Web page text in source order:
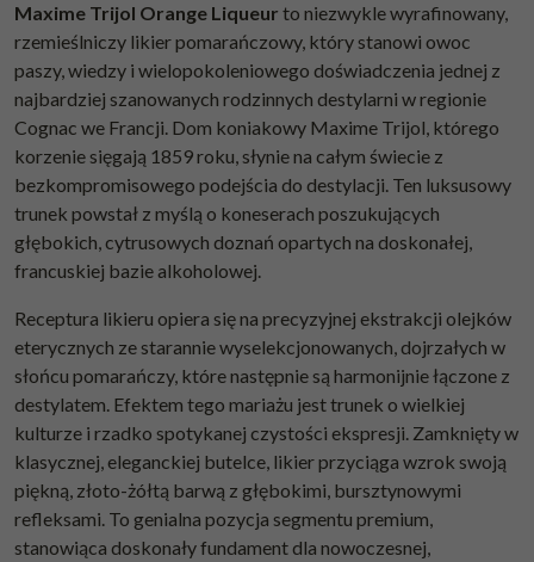
Maxime Trijol Orange Liqueur to niezwykle wyrafinowany,
rzemieślniczy likier pomarańczowy, który stanowi owoc
paszy, wiedzy i wielopokoleniowego doświadczenia jednej z
najbardziej szanowanych rodzinnych destylarni w regionie
Cognac we Francji. Dom koniakowy Maxime Trijol, którego
korzenie sięgają 1859 roku, słynie na całym świecie z
bezkompromisowego podejścia do destylacji. Ten luksusowy
trunek powstał z myślą o koneserach poszukujących
głębokich, cytrusowych doznań opartych na doskonałej,
francuskiej bazie alkoholowej.
Receptura likieru opiera się na precyzyjnej ekstrakcji olejków
eterycznych ze starannie wyselekcjonowanych, dojrzałych w
słońcu pomarańczy, które następnie są harmonijnie łączone z
destylatem. Efektem tego mariażu jest trunek o wielkiej
kulturze i rzadko spotykanej czystości ekspresji. Zamknięty w
klasycznej, eleganckiej butelce, likier przyciąga wzrok swoją
piękną, złoto-żółtą barwą z głębokimi, bursztynowymi
refleksami. To genialna pozycja segmentu premium,
stanowiąca doskonały fundament dla nowoczesnej,